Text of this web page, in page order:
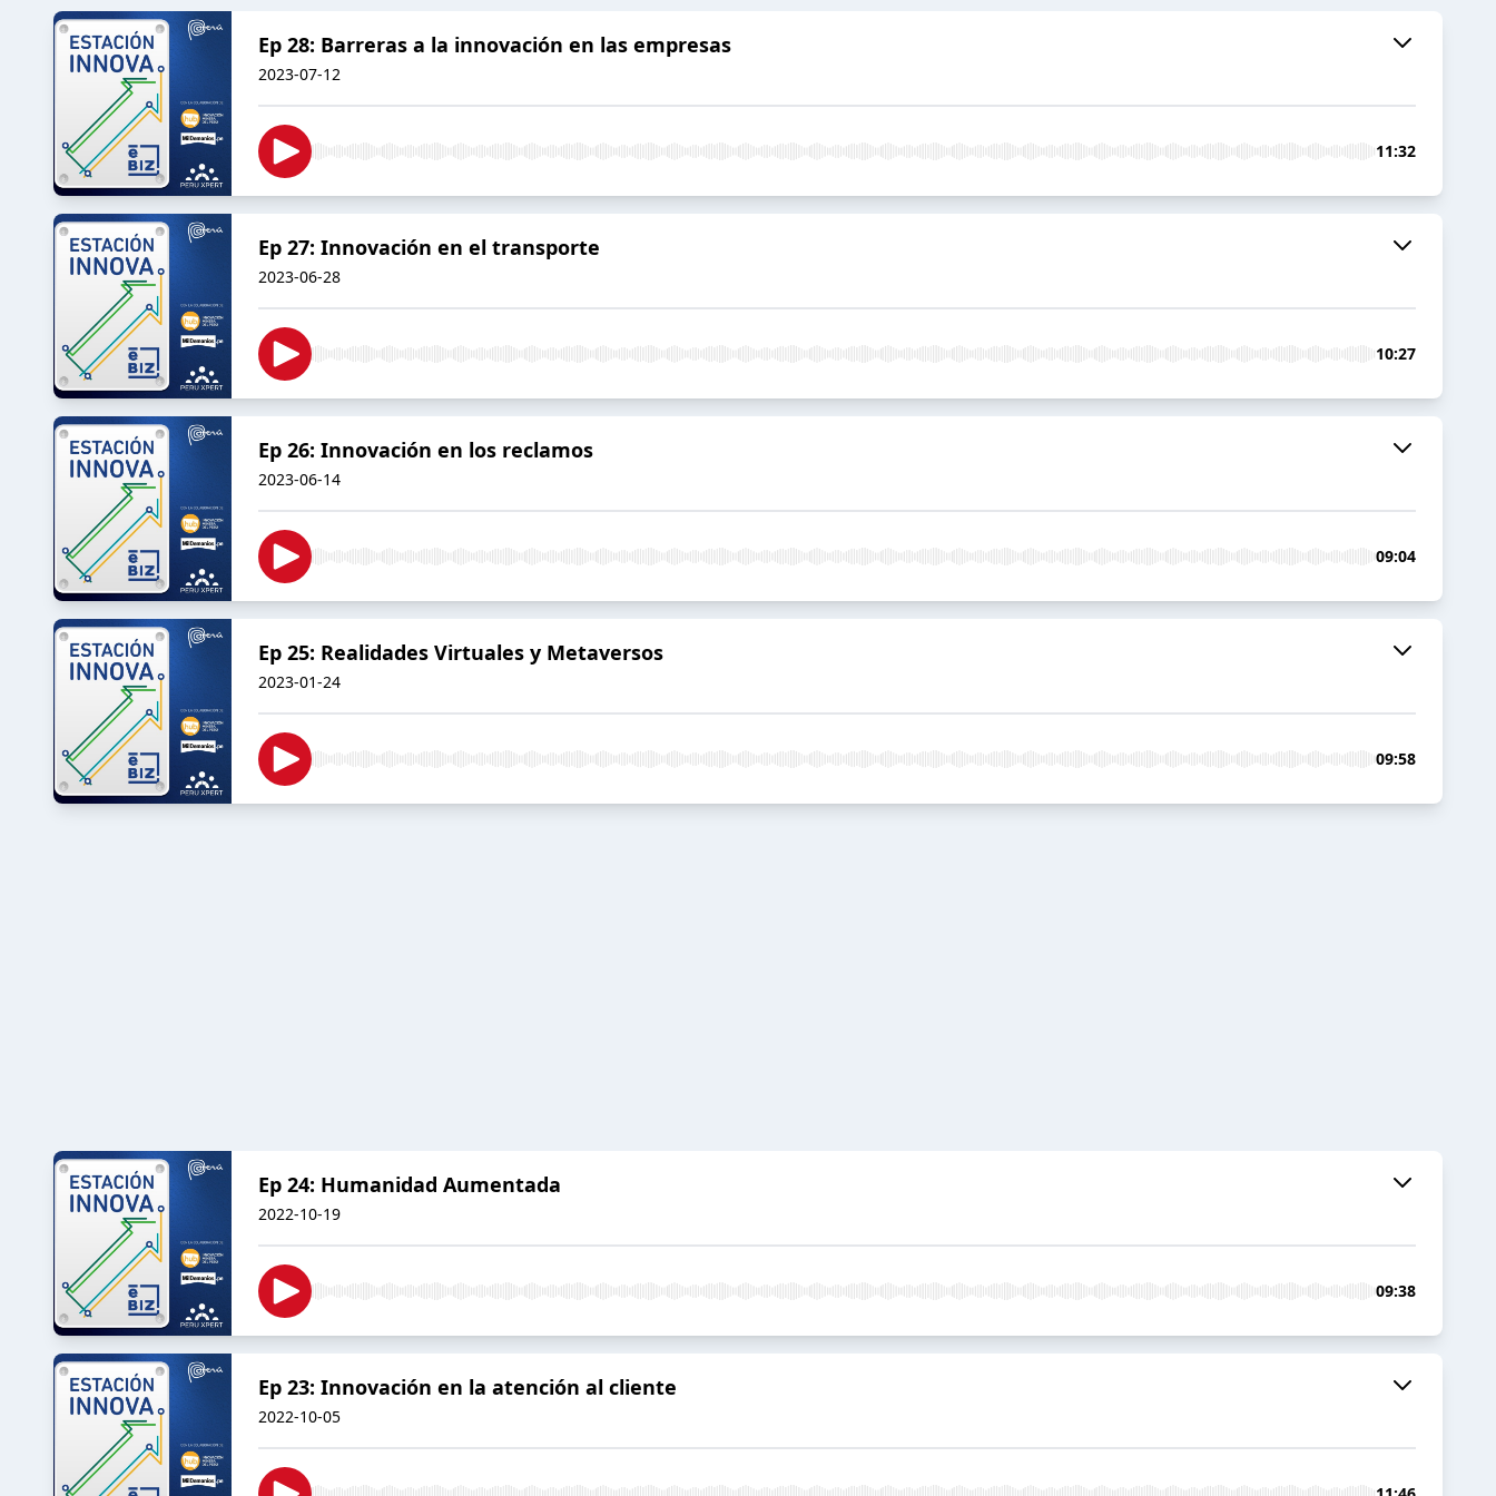
Ep 28: Barreras a la innovación en las empresas
2023-07-12
11:32
Ep 27: Innovación en el transporte
2023-06-28
10:27
Ep 26: Innovación en los reclamos
2023-06-14
09:04
Ep 25: Realidades Virtuales y Metaversos
2023-01-24
09:58
Ep 24: Humanidad Aumentada
2022-10-19
09:38
Ep 23: Innovación en la atención al cliente
2022-10-05